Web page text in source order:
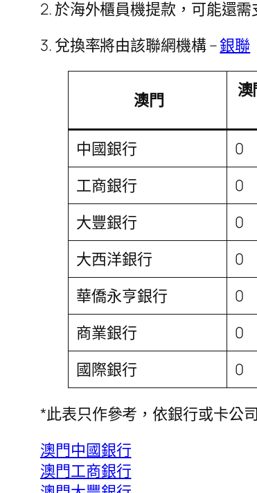
2. 於海外櫃員機提款，可能還
3. 兌換率將由該聯網機構 –銀聯
澳門
澳
中國銀行
0
工商銀行
0
大豐銀行
0
大西洋銀行
0
華僑永亨銀行
0
商業銀行
0
國際銀行
0
*此表只作參考，依銀行或卡公
澳門中國銀行
澳門工商銀行